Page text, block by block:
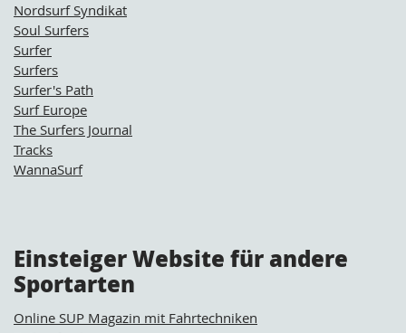
Nordsurf Syndikat
Soul Surfers
Surfer
Surfers
Surfer's Path
Surf Europe
The Surfers Journal
Tracks
WannaSurf
Einsteiger Website für andere
Sportarten
Online SUP Magazin mit Fahrtechniken